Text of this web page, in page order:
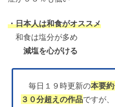
・日本人は和食がオススメ
和食は塩分が多め
減塩を心がける
毎日１９時更新の本要
３０分超えの作品ですが、